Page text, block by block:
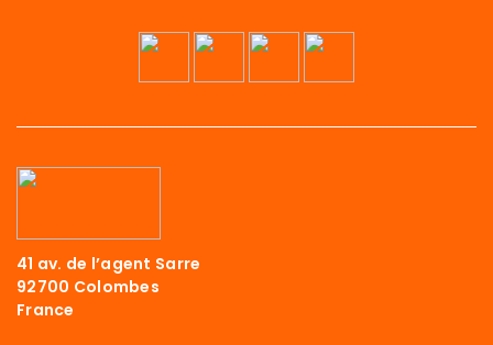
41 av. de l’agent Sarre
92700 Colombes
France